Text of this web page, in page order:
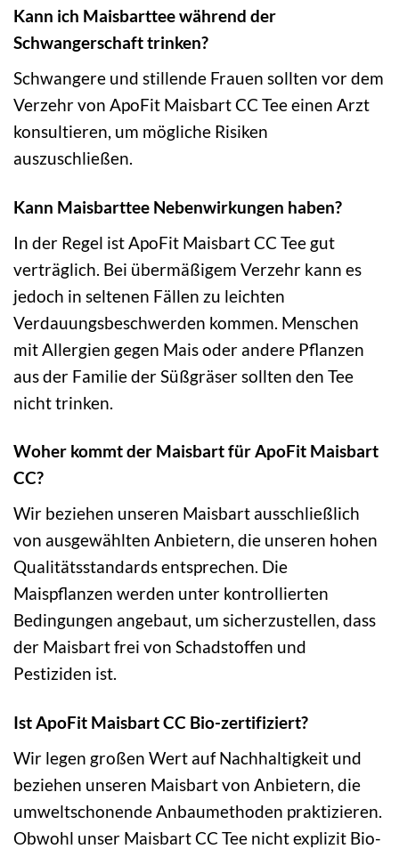
Kann ich Maisbarttee während der
Schwangerschaft trinken?
Schwangere und stillende Frauen sollten vor dem
Verzehr von ApoFit Maisbart CC Tee einen Arzt
konsultieren, um mögliche Risiken
auszuschließen.
Kann Maisbarttee Nebenwirkungen haben?
In der Regel ist ApoFit Maisbart CC Tee gut
verträglich. Bei übermäßigem Verzehr kann es
jedoch in seltenen Fällen zu leichten
Verdauungsbeschwerden kommen. Menschen
mit Allergien gegen Mais oder andere Pflanzen
aus der Familie der Süßgräser sollten den Tee
nicht trinken.
Woher kommt der Maisbart für ApoFit Maisbart
CC?
Wir beziehen unseren Maisbart ausschließlich
von ausgewählten Anbietern, die unseren hohen
Qualitätsstandards entsprechen. Die
Maispflanzen werden unter kontrollierten
Bedingungen angebaut, um sicherzustellen, dass
der Maisbart frei von Schadstoffen und
Pestiziden ist.
Ist ApoFit Maisbart CC Bio-zertifiziert?
Wir legen großen Wert auf Nachhaltigkeit und
beziehen unseren Maisbart von Anbietern, die
umweltschonende Anbaumethoden praktizieren.
Obwohl unser Maisbart CC Tee nicht explizit Bio-